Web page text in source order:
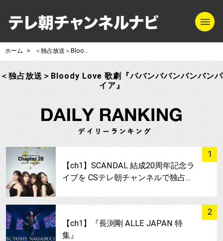
テレ朝チャンネ
ホーム ＜独占放送＞Bloody Love 歌劇『ババンババンバンバンパイア』
＜独占放送＞Bloody Love 歌劇『ババンババンバンバンパ
イア』
1
【ch1】SCANDAL 結成20周年記念ラ
イブを CSテレ朝チャンネルで独占…
2
サムネイル
【ch1】『長渕剛 ALLE JAPAN 特
集』